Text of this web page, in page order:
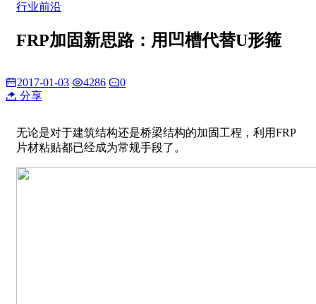
行业前沿
FRP加固新思路：用凹槽代替U形箍
2017-01-03 4286
0
分享
无论是对于建筑结构还是桥梁结构的加固工程，利用FRP
片材粘贴都已经成为常规手段了。